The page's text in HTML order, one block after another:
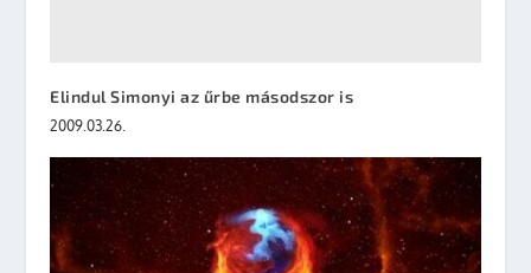
Elindul Simonyi az űrbe másodszor is
2009.03.26.